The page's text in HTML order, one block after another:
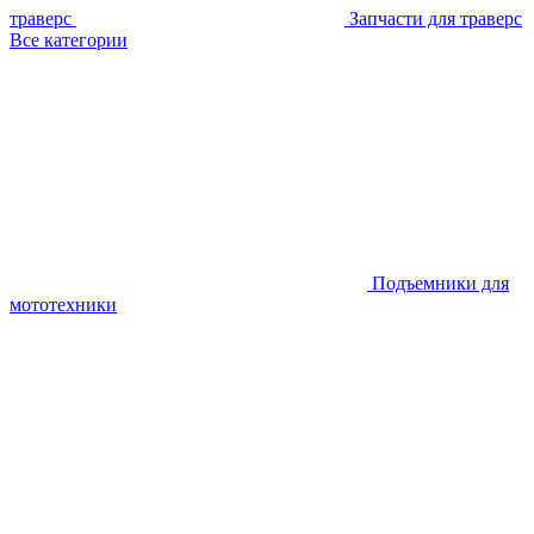
траверс
Запчасти для траверс
Все категории
Подъемники для
мототехники